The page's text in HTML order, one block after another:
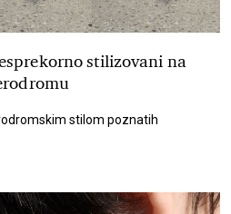
stilizovani na
stilom poznatih